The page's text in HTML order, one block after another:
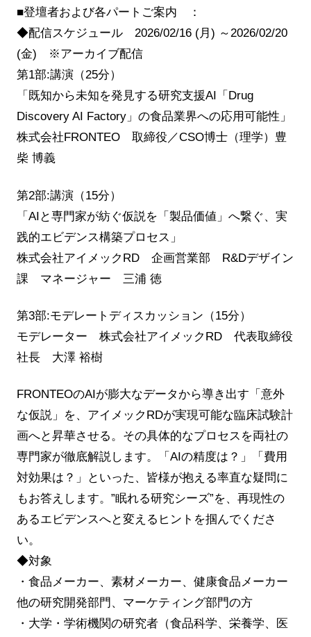
■登壇者および各パートご案内 ：
◆配信スケジュール 2026/02/16 (月) ～2026/02/20
(金) ※アーカイブ配信
第1部:講演（25分）
「既知から未知を発見する研究支援AI「Drug
Discovery AI Factory」の食品業界への応用可能性」
株式会社FRONTEO 取締役／CSO博士（理学）豊
柴 博義
第2部:講演（15分）
「AIと専門家が紡ぐ仮説を「製品価値」へ繋ぐ、実
践的エビデンス構築プロセス」
株式会社アイメックRD 企画営業部 R&Dデザイン
課 マネージャー 三浦 徳
第3部:モデレートディスカッション（15分）
モデレーター 株式会社アイメックRD 代表取締役
社長 大澤 裕樹
FRONTEOのAIが膨大なデータから導き出す「意外
な仮説」を、アイメックRDが実現可能な臨床試験計
画へと昇華させる。その具体的なプロセスを両社の
専門家が徹底解説します。「AIの精度は？」「費用
対効果は？」といった、皆様が抱える率直な疑問に
もお答えします。”眠れる研究シーズ”を、再現性の
あるエビデンスへと変えるヒントを掴んでくださ
い。
◆対象
・食品メーカー、素材メーカー、健康食品メーカー
他の研究開発部門、マーケティング部門の方
・大学・学術機関の研究者（食品科学、栄養学、医